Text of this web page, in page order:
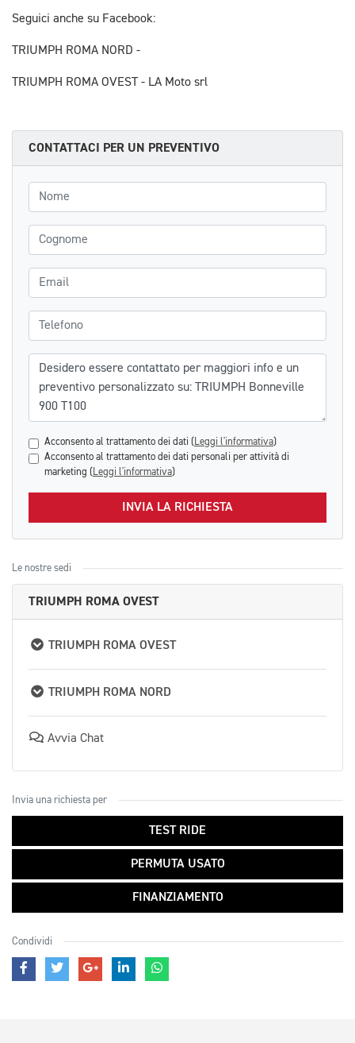
Seguici anche su Facebook:
TRIUMPH ROMA NORD -
TRIUMPH ROMA OVEST - LA Moto srl
CONTATTACI PER UN PREVENTIVO
Nome
Cognome
Email
Telefono
Messaggio
Acconsento al trattamento dei dati ( Leggi l'informativa)
Acconsento al trattamento dei dati personali per attività di
marketing ( Leggi l'informativa)
INVIA LA RICHIESTA
Le nostre sedi
TRIUMPH ROMA OVEST
TRIUMPH ROMA OVEST
TRIUMPH ROMA NORD
Avvia Chat
Invia una richiesta per
TEST RIDE
PERMUTA USATO
FINANZIAMENTO
Condividi